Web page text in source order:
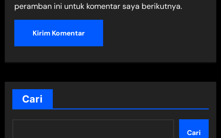
peramban ini untuk komentar saya berikutnya.
Cari
Cari